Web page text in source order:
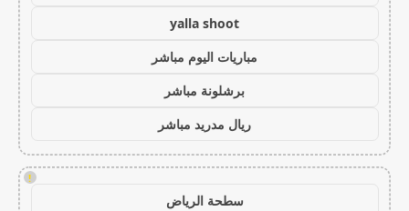
yalla shoot
مباريات اليوم مباشر
برشلونة مباشر
ريال مدريد مباشر
!
سطحة الرياض